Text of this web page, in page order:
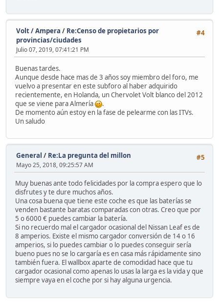
#4
Volt / Ampera / Re:Censo de propietarios por
provincias/ciudades
Julio 07, 2019, 07:41:21 PM
Buenas tardes.
Aunque desde hace mas de 3 años soy miembro del foro, me
vuelvo a presentar en este subforo al haber adquirido
recientemente, en Holanda, un Chervolet Volt blanco del 2012
que se viene para Almería
.
De momento aún estoy en la fase de pelearme con las ITVs.
Un saludo
#5
General / Re:La pregunta del millon
Mayo 25, 2018, 09:25:57 AM
Muy buenas ante todo felicidades por la compra espero que lo
disfrutes y te dure muchos años.
Una cosa buena que tiene este coche es que las baterías se
venden bastante baratas comparadas con otras. Creo que por
5 o 6000 € puedes cambiar la batería.
Si no recuerdo mal el cargador ocasional del Nissan Leaf es de
8 amperios. Existe el mismo cargador conversión de 14 o 16
amperios, si lo puedes cambiar o lo puedes conseguir sería
bueno pues no se lo cargaría es en casa más rápidamente sino
también fuera. El wallbox aparte de comodidad hace que tu
cargador ocasional como apenas lo usas la larga es la vida y que
siempre vaya en el coche por si hay alguna urgencia.